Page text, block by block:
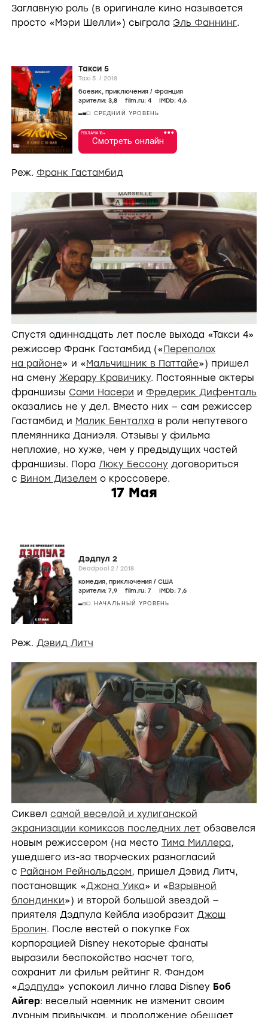
Заглавную роль (в оригинале кино называется
просто «Мэри Шелли») сыграла Эль Фаннинг.
Такси 5
Taxi 5 / 2018
боевик, приключения / Франция
зрители: 3,8 film.ru: 4 IMDb: 4,6
СРЕДНИЙ УРОВЕНЬ
•••
РЕКЛАМА 18+
Смотреть онлайн
Реж. Франк Гастамбид
Спустя одиннадцать лет после выхода «Такси 4»
режиссер Франк Гастамбид («Переполох
на районе» и «Мальчишник в Паттайе») пришел
на смену Жерару Кравичику. Постоянные актеры
франшизы Сами Насери и Фредерик Дифенталь
оказались не у дел. Вместо них — сам режиссер
Гастамбид и Малик Бенталха в роли непутевого
племянника Даниэля. Отзывы у фильма
неплохие, но хуже, чем у предыдущих частей
франшизы. Пора Люку Бессону договориться
с Вином Дизелем о кроссовере.
17 Мая
Дэдпул 2
Deadpool 2 / 2018
комедия, приключения / США
зрители: 7,9 film.ru: 7 IMDb: 7,6
НАЧАЛЬНЫЙ УРОВЕНЬ
Реж. Дэвид Литч
Сиквел самой веселой и хулиганской
экранизации комиксов последних лет обзавелся
новым режиссером (на место Тима Миллера,
ушедшего из-за творческих разногласий
с Райаном Рейнольдсом, пришел Дэвид Литч,
постановщик «Джона Уика» и «Взрывной
блондинки») и второй большой звездой —
приятеля Дэдпула Кейбла изобразит Джош
Бролин. После вестей о покупке Fox
корпорацией Disney некоторые фанаты
выразили беспокойство насчет того,
сохранит ли фильм рейтинг R. Фандом
«Дэдпула» успокоил лично глава Disney Боб
Айгер: веселый наемник не изменит своим
дурным привычкам, и продолжение обещает